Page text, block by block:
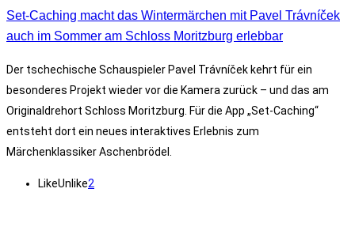
Set-Caching macht das Wintermärchen mit Pavel Trávníček
auch im Sommer am Schloss Moritzburg erlebbar
Der tschechische Schauspieler Pavel Trávníček kehrt für ein
besonderes Projekt wieder vor die Kamera zurück – und das am
Originaldrehort Schloss Moritzburg. Für die App „Set-Caching“
entsteht dort ein neues interaktives Erlebnis zum
Märchenklassiker Aschenbrödel.
LikeUnlike2